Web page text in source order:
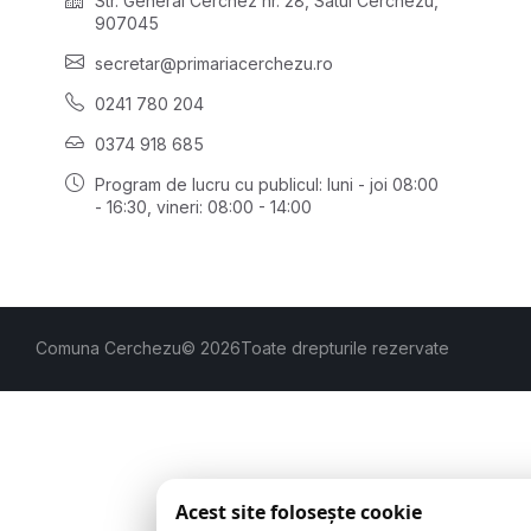
907045
secretar@primariacerchezu.ro
0241 780 204
0374 918 685
Program de lucru cu publicul: luni - joi 08:00
- 16:30 , vineri: 08:00 - 14:00
Comuna Cerchezu© 2026Toate drepturile rezervate
Acest site folosește cookie